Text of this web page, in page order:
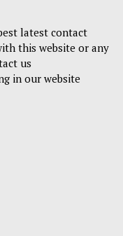
latest contact
this website or any
us
in our website